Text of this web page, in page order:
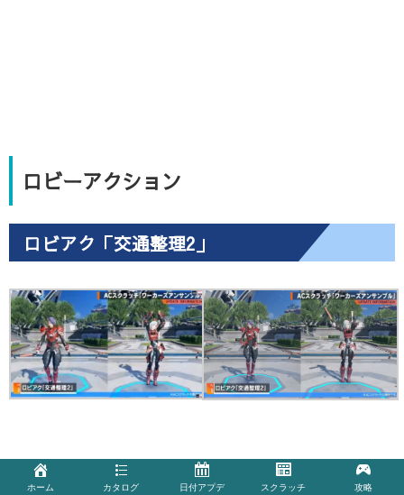
ロビーアクション
ロビアク「交通整理2」
ホーム カタログ 日付アプデ スクラッチ 攻略